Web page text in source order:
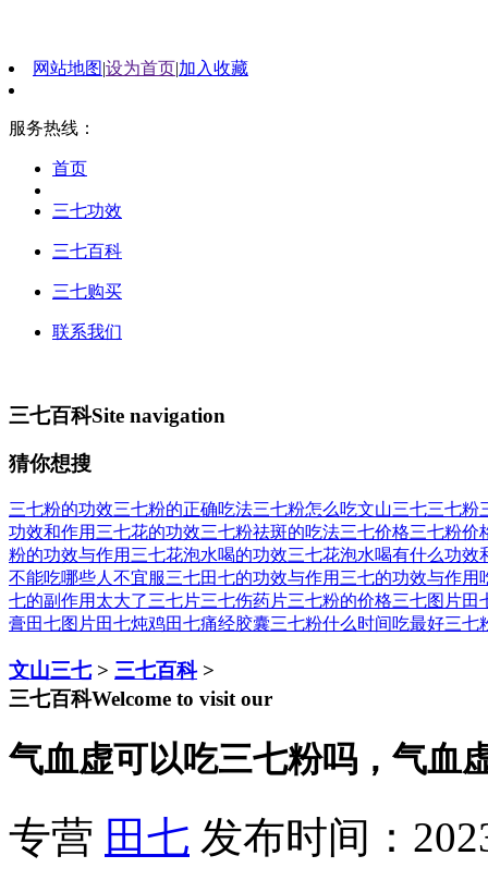
网站地图|设为首页|加入收藏
服务热线：
首页
三七功效
三七百科
三七购买
联系我们
三七百科Site navigation
猜你想搜
三七粉的功效三七粉的正确吃法三七粉怎么吃文山三七三七粉
功效和作用 三七花的功效三七粉祛斑的吃法三七价格三七粉价
粉的功效与作用 三七花泡水喝的功效三七花泡水喝有什么功效
不能吃哪些人不宜服三七田七的功效与作用 三七的功效与作用
七的副作用太大了三七片三七伤药片三七粉的价格三七图片田
膏田七图片田七炖鸡田七痛经胶囊三七粉什么时间吃最好三七
文山三七> 三七百科>
三七百科Welcome to visit our
气血虚可以吃三七粉吗，气血
专营 田七 发布时间：